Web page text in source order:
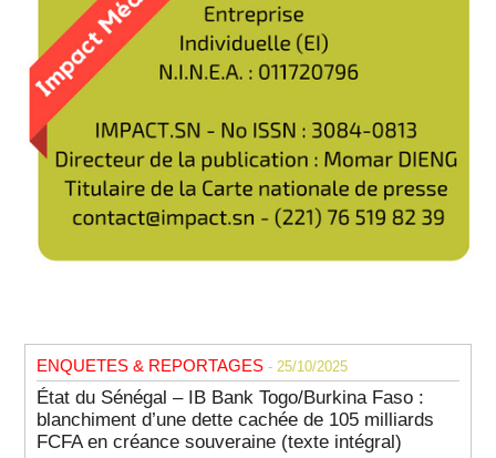
ENQUETES & REPORTAGES - 25/10/2025
État du Sénégal – IB Bank Togo/Burkina Faso :
blanchiment d’une dette cachée de 105 milliards
FCFA en créance souveraine (texte intégral)